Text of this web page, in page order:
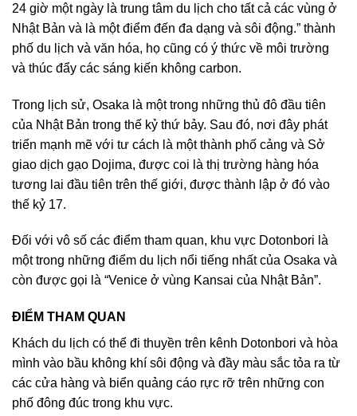
24 giờ một ngày là trung tâm du lịch cho tất cả các vùng ở
Nhật Bản và là một điểm đến đa dạng và sôi động.” thành
phố du lịch và văn hóa, họ cũng có ý thức về môi trường
và thúc đẩy các sáng kiến không carbon.
Trong lịch sử, Osaka là một trong những thủ đô đầu tiên
của Nhật Bản trong thế kỷ thứ bảy. Sau đó, nơi đây phát
triển mạnh mẽ với tư cách là một thành phố cảng và Sở
giao dịch gạo Dojima, được coi là thị trường hàng hóa
tương lai đầu tiên trên thế giới, được thành lập ở đó vào
thế kỷ 17.
Đối với vô số các điểm tham quan, khu vực Dotonbori là
một trong những điểm du lịch nổi tiếng nhất của Osaka và
còn được gọi là “Venice ở vùng Kansai của Nhật Bản”.
ĐIỂM THAM QUAN
Khách du lịch có thể đi thuyền trên kênh Dotonbori và hòa
mình vào bầu không khí sôi động và đầy màu sắc tỏa ra từ
các cửa hàng và biển quảng cáo rực rỡ trên những con
phố đông đúc trong khu vực.